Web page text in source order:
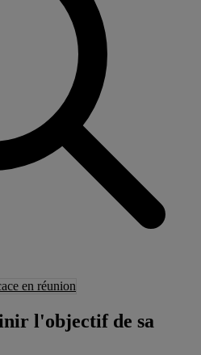
en réunion
l'objectif de sa